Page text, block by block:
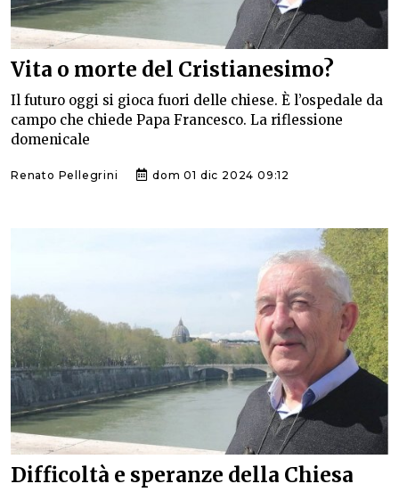
Vita o morte del Cristianesimo?
Il futuro oggi si gioca fuori delle chiese. È l’ospedale da
campo che chiede Papa Francesco. La riflessione
domenicale
Renato Pellegrini dom 01 dic 2024 09:12
Difficoltà e speranze della Chiesa